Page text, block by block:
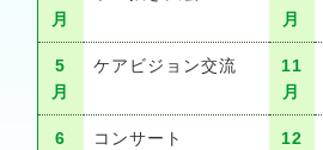
月
月
5
月
ケアビジョン交流
11
月
6
コンサート
12